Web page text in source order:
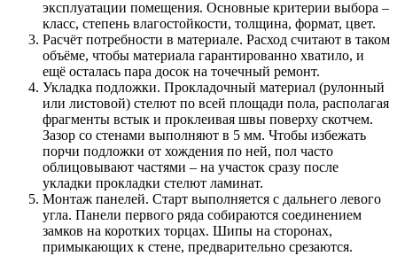
эксплуатации помещения. Основные критерии выбора –
класс, степень влагостойкости, толщина, формат, цвет.
Расчёт потребности в материале. Расход считают в таком
объёме, чтобы материала гарантированно хватило, и
ещё осталась пара досок на точечный ремонт.
Укладка подложки. Прокладочный материал (рулонный
или листовой) стелют по всей площади пола, располагая
фрагменты встык и проклеивая швы поверху скотчем.
Зазор со стенами выполняют в 5 мм. Чтобы избежать
порчи подложки от хождения по ней, пол часто
облицовывают частями – на участок сразу после
укладки прокладки стелют ламинат.
Монтаж панелей. Старт выполняется с дальнего левого
угла. Панели первого ряда собираются соединением
замков на коротких торцах. Шипы на сторонах,
примыкающих к стене, предварительно срезаются.